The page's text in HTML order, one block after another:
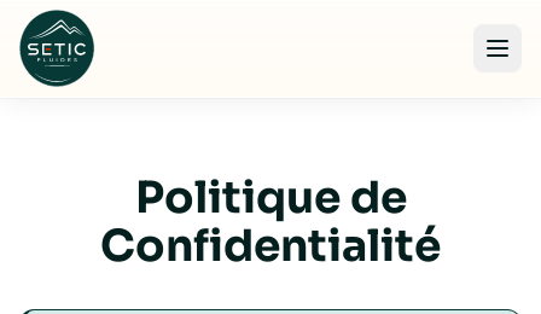
Aller au contenu principal
Politique de
Confidentialité